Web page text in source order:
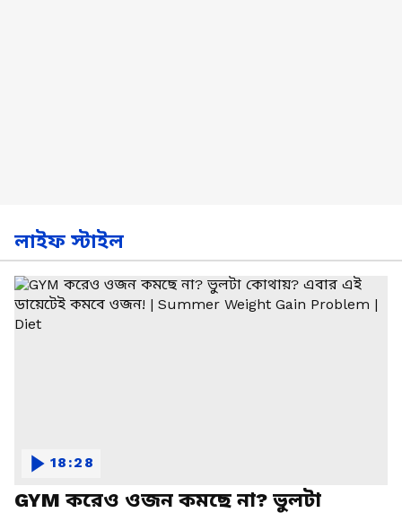
লাইফ স্টাইল
GYM করেও ওজন কমছে না? ভুলটা
18:28